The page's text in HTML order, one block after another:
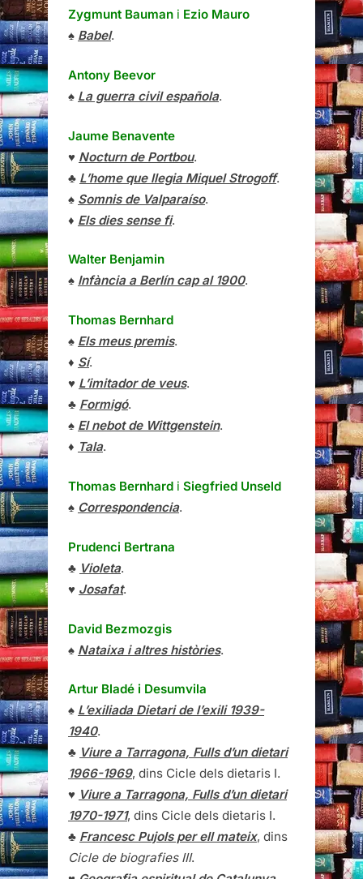
Zygmunt Bauman i Ezio Mauro
♠ Babel.
Antony Beevor
♠ La guerra civil española.
Jaume Benavente
♥ Nocturn de Portbou.
♣ L’home que llegia Miquel Strogoff.
♠ Somnis de Valparaíso.
♦ Els dies sense fi.
Walter Benjamin
♠ Infància a Berlín cap al 1900.
Thomas Bernhard
♠ Els meus premis.
♦ Sí.
♥ L’imitador de veus.
♣ Formigó.
♠ El nebot de Wittgenstein.
♦ Tala.
Thomas Bernhard i Siegfried Unseld
♠ Correspondencia.
Prudenci Bertrana
♣ Violeta.
♥ Josafat.
David Bezmozgis
♠ Nataixa i altres històries.
Artur Bladé i Desumvila
♠ L’exiliada Dietari de l’exili 1939-
1940.
♣ Viure a Tarragona, Fulls d’un dietari
1966-1969, dins Cicle dels dietaris I.
♥ Viure a Tarragona, Fulls d’un dietari
1970-1971, dins Cicle dels dietaris I.
♣ Francesc Pujols per ell mateix, dins
Cicle de biografies III.